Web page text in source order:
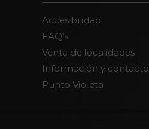
Accesibilidad
FAQ’s
Venta de localidades
Información y contacto
Punto Violeta